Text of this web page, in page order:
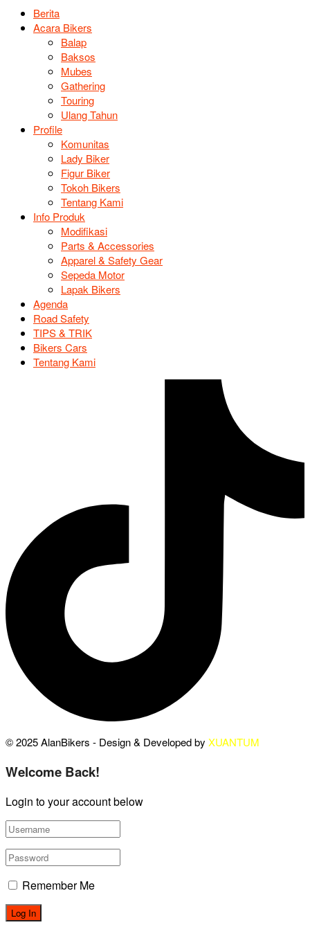
Berita
Acara Bikers
Balap
Baksos
Mubes
Gathering
Touring
Ulang Tahun
Profile
Komunitas
Lady Biker
Figur Biker
Tokoh Bikers
Tentang Kami
Info Produk
Modifikasi
Parts & Accessories
Apparel & Safety Gear
Sepeda Motor
Lapak Bikers
Agenda
Road Safety
TIPS & TRIK
Bikers Cars
Tentang Kami
© 2025 AlanBikers - Design & Developed by XUANTUM
Welcome Back!
Login to your account below
Remember Me